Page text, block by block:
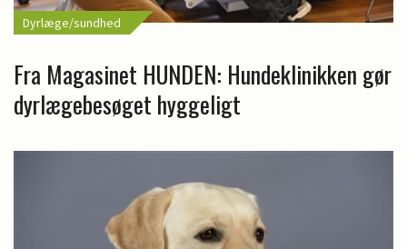
Dyrlæge/sundhed
Fra Magasinet HUNDEN: Hundeklinikken gør
dyrlægebesøget hyggeligt